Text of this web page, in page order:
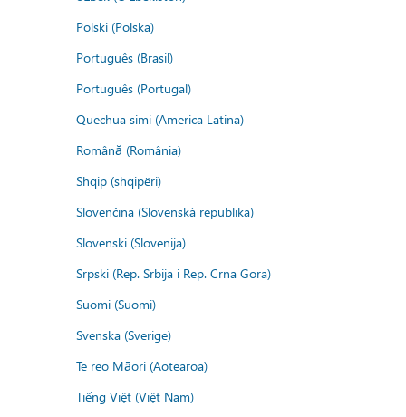
Polski (Polska)
Português (Brasil)
Português (Portugal)
Quechua simi (America Latina)
Română (România)
Shqip (shqipëri)
Slovenčina (Slovenská republika)
Slovenski (Slovenija)
Srpski (Rep. Srbija i Rep. Crna Gora)
Suomi (Suomi)
Svenska (Sverige)
Te reo Māori (Aotearoa)
Tiếng Việt (Việt Nam)